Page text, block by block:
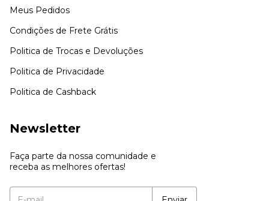
Meus Pedidos
Condições de Frete Grátis
Politica de Trocas e Devoluções
Politica de Privacidade
Politica de Cashback
Newsletter
Faça parte da nossa comunidade e
receba as melhores ofertas!